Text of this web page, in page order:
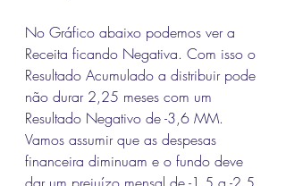
No Gráfico abaixo podemos ver a
Receita ficando Negativa. Com isso o
Resultado Acumulado a distribuir pode
não durar 2,25 meses com um
Resultado Negativo de -3,6 MM.
Vamos assumir que as despesas
financeira diminuam e o fundo deve